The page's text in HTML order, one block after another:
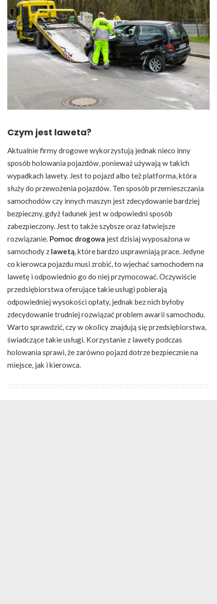
Czym jest laweta?
Aktualnie firmy drogowe wykorzystują jednak nieco inny
sposób holowania pojazdów, ponieważ używają w takich
wypadkach lawety. Jest to pojazd albo też platforma, która
służy do przewożenia pojazdów. Ten sposób przemieszczania
samochodów czy innych maszyn jest zdecydowanie bardziej
bezpieczny, gdyż ładunek jest w odpowiedni sposób
zabezpieczony. Jest to także szybsze oraz łatwiejsze
rozwiązanie. Pomoc drogowa jest dzisiaj wyposażona w
samochody z lawetą, które bardzo usprawniają prace. Jedyne
co kierowca pojazdu musi zrobić, to wjechać samochodem na
lawetę i odpowiednio go do niej przymocować. Oczywiście
przedsiębiorstwa oferujące takie usługi pobierają
odpowiedniej wysokości opłaty, jednak bez nich byłoby
zdecydowanie trudniej rozwiązać problem awarii samochodu.
Warto sprawdzić, czy w okolicy znajdują się przedsiębiorstwa,
świadczące takie usługi. Korzystanie z lawety podczas
holowania sprawi, że zarówno pojazd dotrze bezpiecznie na
miejsce, jak i kierowca.